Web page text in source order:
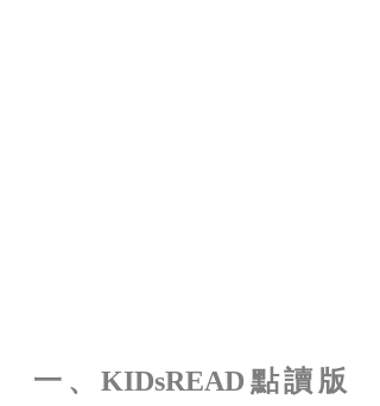
一、KIDsREAD點讀版